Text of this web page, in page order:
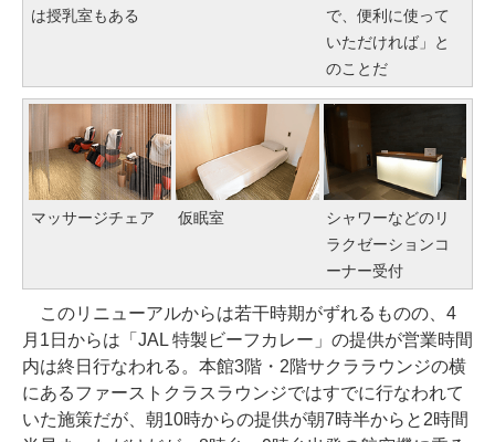
は授乳室もある
で、便利に使って
いただければ」と
のことだ
マッサージチェア 仮眠室
シャワーなどのリ
ラクゼーションコ
ーナー受付
このリニューアルからは若干時期がずれるものの、4
月1日からは「JAL 特製ビーフカレー」の提供が営業時間
内は終日行なわれる。本館3階・2階サクララウンジの横
にあるファーストクラスラウンジではすでに行なわれて
いた施策だが、朝10時からの提供が朝7時半からと2時間